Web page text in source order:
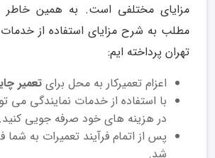
مزایای مختلفی است. به همین
مطلب به شرح مزایای استفاده از خدمات
تهران پرداخته ایم:
اعزام تعمیرکار به محل برای تعمیر
در هزینه های خود صرفه جویی کنید.
پس از اتمام فرآیند تعمیرات به شما
شد.